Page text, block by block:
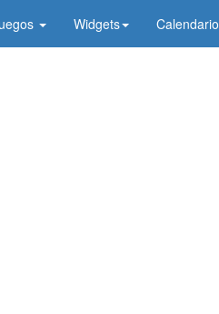
Widgets Calendario